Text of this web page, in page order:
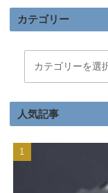
カテゴリー
人気記事